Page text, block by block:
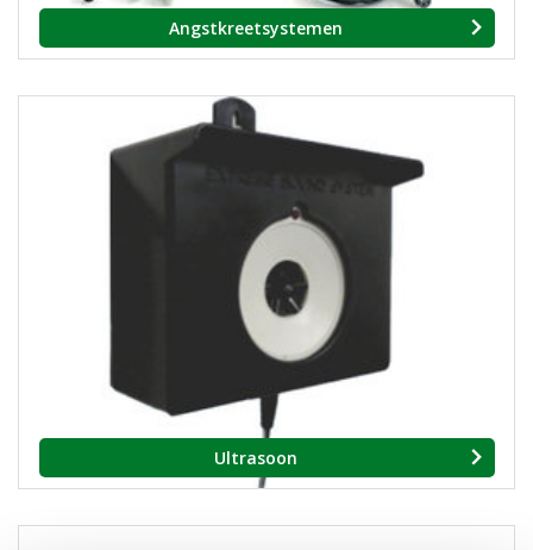
Angstkreetsystemen
Ultrasoon